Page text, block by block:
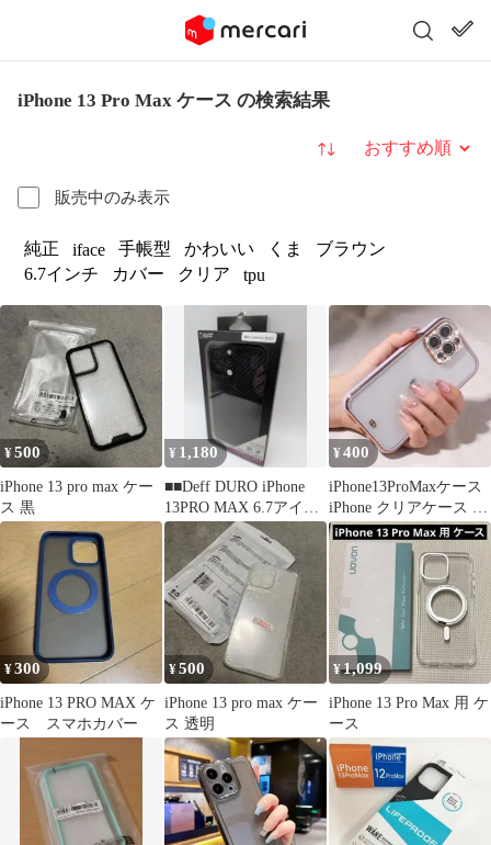
iPhone 13 Pro Max ケース の検索結果
販売中のみ表示
並び替え
純正 iface 手帳型 かわいい くま
ブラウン
6.7インチ
カバー クリア tpu
¥500
iPhone 13 pro max ケー
ス 黒
¥ 1,180
■■Deff DURO iPhone
13PRO MAX 6.7アイフ
ォンケース
¥400
iPhone13ProMaxケース
iPhone クリアケース ラ
ベンダー 韓国
¥300
iPhone 13 PRO MAX ケ
ース スマホカバー
¥500
iPhone 13 pro max ケー
ス 透明
¥1,099
iPhone 13 Pro Max 用 ケ
ース